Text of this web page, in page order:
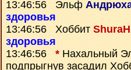
13:46:56 Эльф
здоровья
13:46:56 Хоббит
здоровья
13:46:56 * Нахальный
подпрыгнув засадил